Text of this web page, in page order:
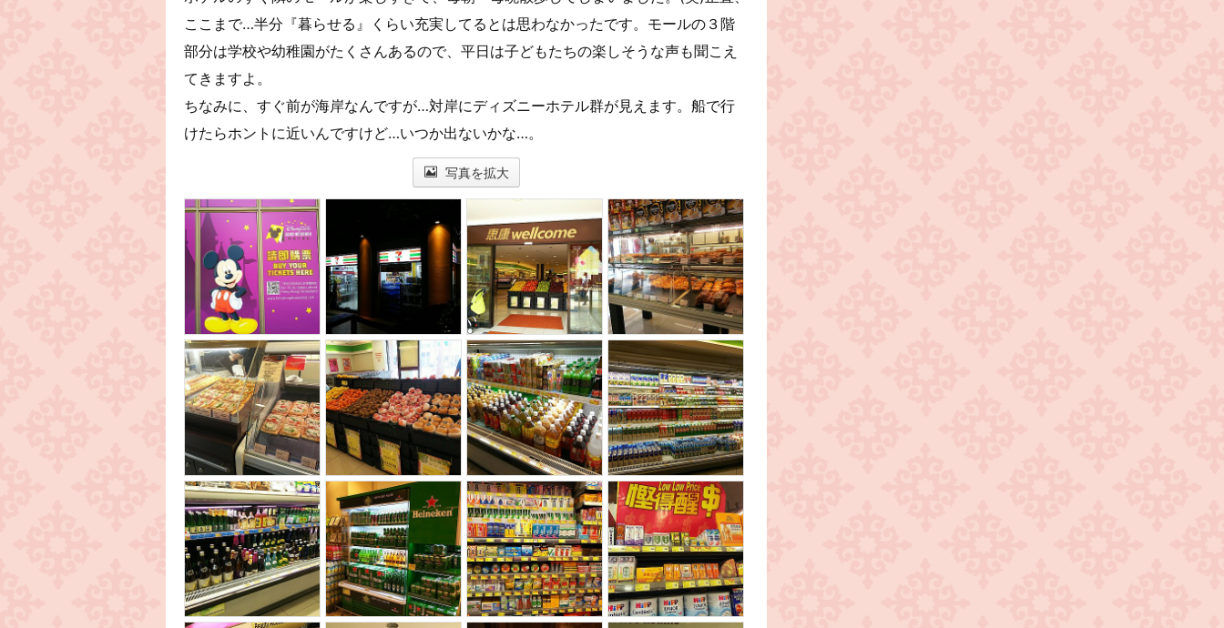
ここまで…半分『暮らせる』くらい充実してるとは思わなかったです。モールの３階
部分は学校や幼稚園がたくさんあるので、平日は子どもたちの楽しそうな声も聞こえ
てきますよ。
ちなみに、すぐ前が海岸なんですが…対岸にディズニーホテル群が見えます。船で行
けたらホントに近いんですけど…いつか出ないかな…。
写真を拡大